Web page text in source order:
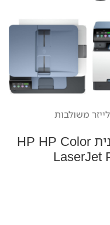
משולבות
מדפסת לייזר משולבת צבעונית HP HP Color
LaserJet